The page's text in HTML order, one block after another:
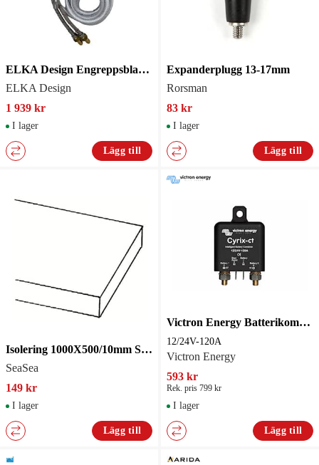
ELKA Design Engreppsblandare med Dusch
ELKA Design
1 939 kr
I lager
Lägg till
Expanderplugg 13-17mm
Rorsman
83 kr
I lager
Lägg till
Isolering 1000X500/10mm Skrov
SeaSea
149 kr
I lager
Lägg till
Victron Energy Batterikombinerare/Relä Cyrix 12/24V-120A
12/24V-120A
Victron Energy
593 kr
Rek. pris 799 kr
I lager
Lägg till